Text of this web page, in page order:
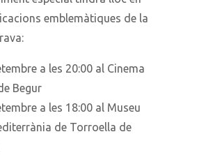
emblemàtiques de la
a les 20:00 al Cinema
Begur
a les 18:00 al Museu
de Torroella de